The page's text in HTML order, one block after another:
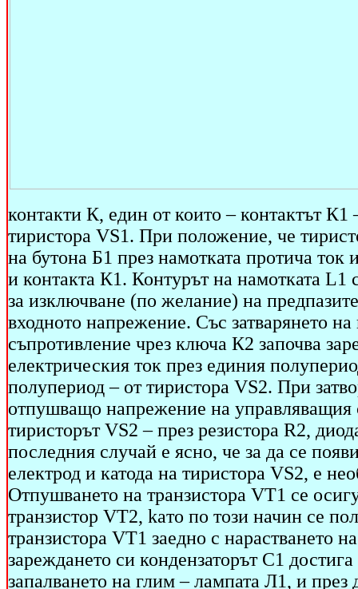
контакти К, един от които – контактът
тиристора VS1. При положение, че
на бутона Б1 през намотката протича ток
и контакта К1. Контурът на намотката
за изключване (по желание) на
входното напрежение. Със затварянето
съпротивление чрез ключа К2 започва
електрическия ток през единия
полупериод – от тиристора VS2. При
отпушващо напрежение на управляващия
тиристорът VS2 – през резистора R2,
последния случай е ясно, че за да се
електрод и катода на тиристора VS2, е
Отпушването на транзистора VT1 се
транзистор VT2, kaто по този начин се
транзистора VT1 заедно с нарастването
зареждането си кондензаторът С1
запалването на глим – лампата Л1, и през